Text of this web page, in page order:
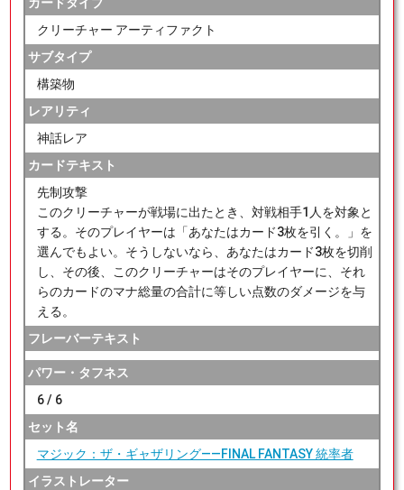
クリーチャー アーティファクト
サブタイプ
構築物
レアリティ
神話レア
カードテキスト
先制攻撃
このクリーチャーが戦場に出たとき、対戦相手1人を対象と
する。そのプレイヤーは「あなたはカード3枚を引く。」を
選んでもよい。そうしないなら、あなたはカード3枚を切削
し、その後、このクリーチャーはそのプレイヤーに、それ
らのカードのマナ総量の合計に等しい点数のダメージを与
える。
フレーバーテキスト
パワー・タフネス
6 / 6
セット名
マジック：ザ・ギャザリング——FINAL FANTASY 統率者
イラストレーター